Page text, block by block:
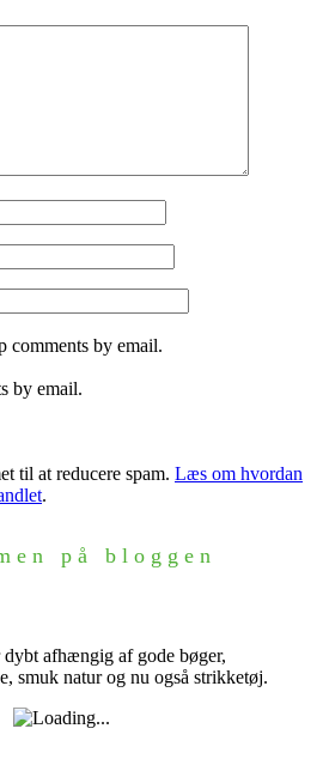
by email.
by email.
til at reducere spam. Læs om hvordan
.
på bloggen
dybt afhængig af gode bøger,
smuk natur og nu også strikketøj.